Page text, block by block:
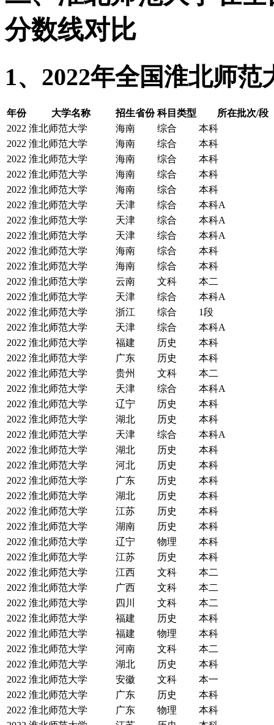
分数线对比
1、2022年全国淮北师
年份 大学名称 招生省份 科目类型
所在批次/段
2022 淮北师范大学 海南 综合
本科
2022 淮北师范大学 海南 综合
本科
2022 淮北师范大学 海南 综合
本科
2022 淮北师范大学 海南 综合
本科
2022 淮北师范大学 海南 综合
本科
2022 淮北师范大学 天津 综合
本科A
2022 淮北师范大学 天津 综合
本科A
2022 淮北师范大学 天津 综合
本科A
2022 淮北师范大学 海南 综合
本科
2022 淮北师范大学 海南 综合
本科
2022 淮北师范大学 云南 文科
本二
2022 淮北师范大学 天津 综合
本科A
2022 淮北师范大学 浙江 综合
1段
2022 淮北师范大学 天津 综合
本科A
2022 淮北师范大学 福建 历史
本科
2022 淮北师范大学 广东 历史
本科
2022 淮北师范大学 贵州 文科
本二
2022 淮北师范大学 天津 综合
本科A
2022 淮北师范大学 辽宁 历史
本科
2022 淮北师范大学 湖北 历史
本科
2022 淮北师范大学 天津 综合
本科A
2022 淮北师范大学 湖北 历史
本科
2022 淮北师范大学 河北 历史
本科
2022 淮北师范大学 广东 历史
本科
2022 淮北师范大学 湖北 历史
本科
2022 淮北师范大学 江苏 历史
本科
2022 淮北师范大学 湖南 历史
本科
2022 淮北师范大学 辽宁 物理
本科
2022 淮北师范大学 江苏 历史
本科
2022 淮北师范大学 江西 文科
本二
2022 淮北师范大学 广西 文科
本二
2022 淮北师范大学 四川 文科
本二
2022 淮北师范大学 福建 历史
本科
2022 淮北师范大学 福建 物理
本科
2022 淮北师范大学 河南 文科
本二
2022 淮北师范大学 湖北 历史
本科
2022 淮北师范大学 安徽 文科
本一
2022 淮北师范大学 广东 历史
本科
2022 淮北师范大学 广东 物理
本科